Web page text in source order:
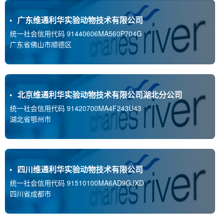
广东维通利华实验动物技术有限公司
统一社会信用代码 91440606MA560P704G
广东省佛山市顺德区
北京维通利华实验动物技术有限公司湖北分公司
统一社会信用代码 91420700MA4F243U43
湖北省鄂州市
四川维通利华实验动物技术有限公司
统一社会信用代码 91510100MA6AD9GJXD
四川省成都市